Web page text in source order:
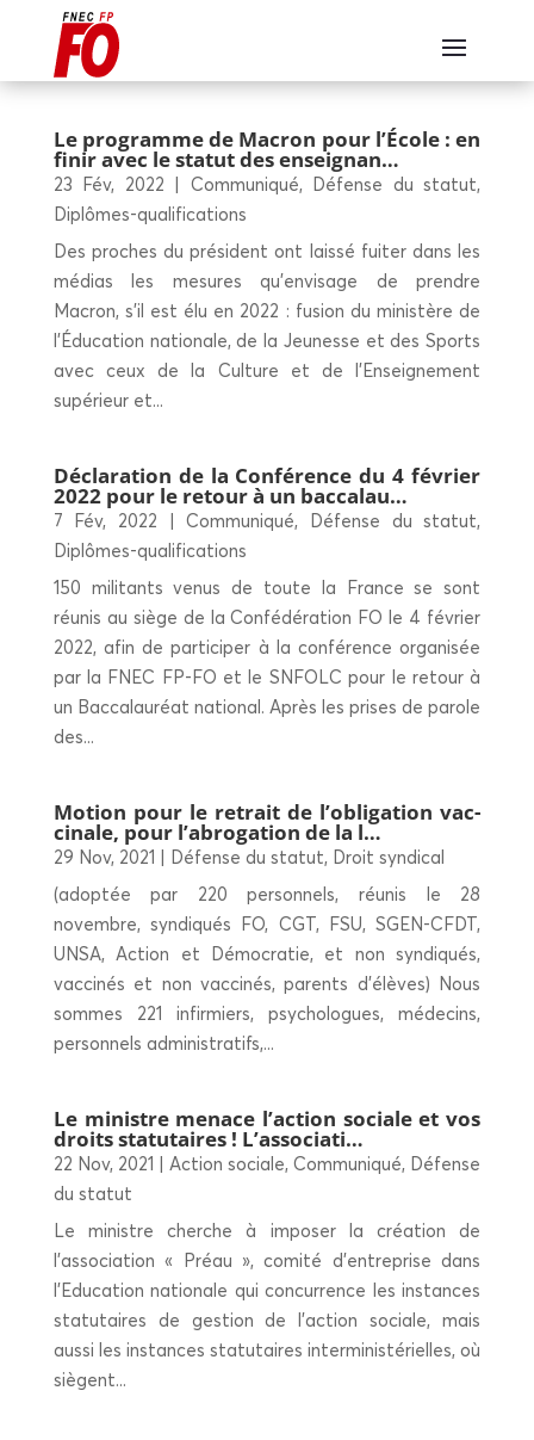
Le pro­gramme de Macron pour l’École : en
finir avec le sta­tut des enseignan…
23 Fév, 2022 | Communiqué, Défense du statut,
Diplômes-qualifications
Des proches du président ont laissé fuiter dans les
médias les mesures qu’envisage de prendre
Macron, s’il est élu en 2022 : fusion du ministère de
l’Éducation nationale, de la Jeunesse et des Sports
avec ceux de la Culture et de l’Enseignement
supérieur et...
Décla­ra­tion de la Confé­rence du 4 février
2022 pour le retour à un baccalau…
7 Fév, 2022 |Communiqué, Défense du statut,
Diplômes-qualifications
150 militants venus de toute la France se sont
réunis au siège de la Confédération FO le 4 février
2022, afin de participer à la conférence organisée
par la FNEC FP-FO et le SNFOLC pour le retour à
un Baccalauréat national. Après les prises de parole
des...
Motion pour le retrait de l’obligation vac­
ci­nale, pour l’abrogation de la l…
29 Nov, 2021 | Défense du statut, Droit syndical
(adoptée par 220 personnels, réunis le 28
novembre, syndiqués FO, CGT, FSU, SGEN-CFDT,
UNSA, Action et Démocratie, et non syndiqués,
vaccinés et non vaccinés, parents d’élèves) Nous
sommes 221 infirmiers, psychologues, médecins,
personnels administratifs,...
Le ministre menace l’action sociale et vos
droits sta­tu­taires ! L’associati…
22 Nov, 2021 |Action sociale,Communiqué, Défense
du statut
Le ministre cherche à imposer la création de
l’association « Préau », comité d’entreprise dans
l’Education nationale qui concurrence les instances
statutaires de gestion de l’action sociale, mais
aussi les instances statutaires interministérielles, où
siègent...